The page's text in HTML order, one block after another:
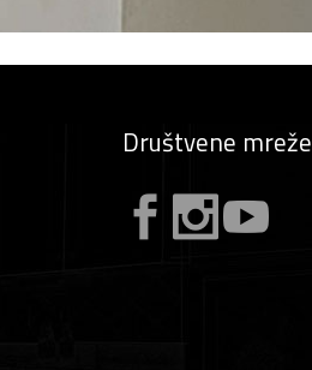
Društvene mreže